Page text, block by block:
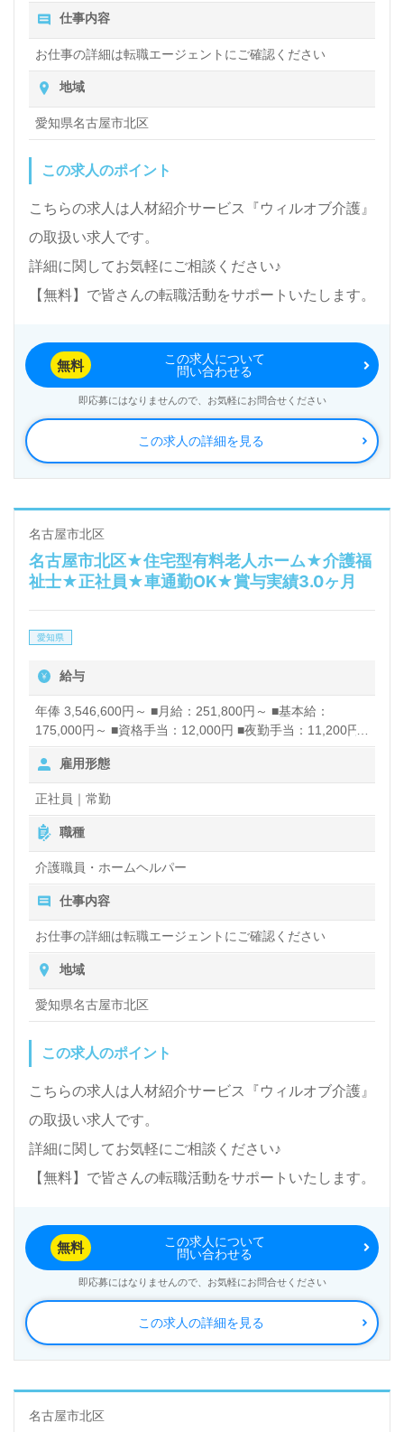
仕事内容
お仕事の詳細は転職エージェントにご確認ください
地域
愛知県名古屋市北区
この求人のポイント
こちらの求人は人材紹介サービス『ウィルオブ介護』
の取扱い求人です。
詳細に関してお気軽にご相談ください♪
【無料】で皆さんの転職活動をサポートいたします。
この求人の詳細を見る
無料
この求人について
問い合わせる
即応募にはなりませんので、お気軽にお問合せください
名古屋市北区
名古屋市北区★住宅型有料老人ホーム★介護福
祉士★正社員★車通勤OK★賞与実績3.0ヶ月
愛知県
給与
年俸 3,546,600円～ ■月給：251,800円～ ■基本給：
175,000円～ ■資格手当：12,000円 ■夜勤手当：11,200円/
回（月約4回） ■処遇改善手当：20,000円 ※変動あり 賞
与あり 昇給あり
雇用形態
正社員｜常勤
職種
介護職員・ホームヘルパー
仕事内容
お仕事の詳細は転職エージェントにご確認ください
地域
愛知県名古屋市北区
この求人のポイント
こちらの求人は人材紹介サービス『ウィルオブ介護』
の取扱い求人です。
詳細に関してお気軽にご相談ください♪
【無料】で皆さんの転職活動をサポートいたします。
この求人の詳細を見る
無料
この求人について
問い合わせる
即応募にはなりませんので、お気軽にお問合せください
名古屋市北区